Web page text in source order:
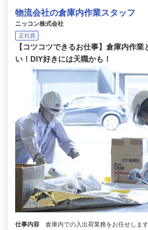
物流会社の倉庫内作業スタッフ
ニッコン株式会社
正社員
【コツコツできるお仕事】倉庫内作
い！DIY好きには天職かも！
仕事内容
倉庫内での入出荷業務をお任せしま